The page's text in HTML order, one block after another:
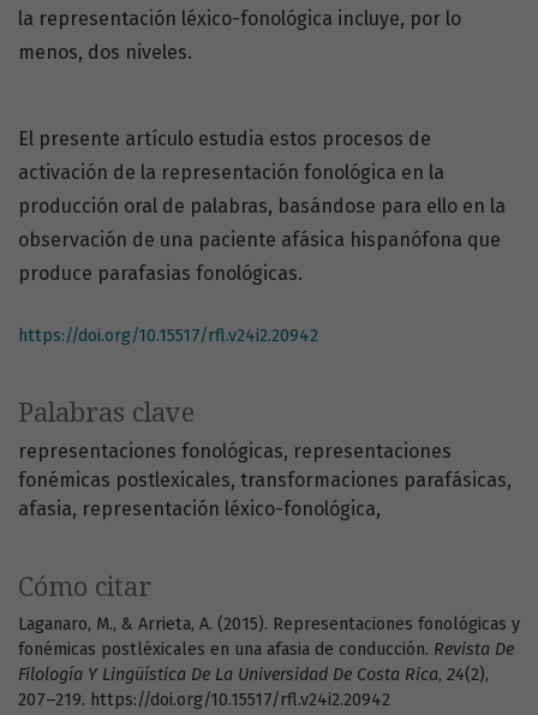
Palabras clave
representaciones fonológicas representaciones
fonémicas postlexicales transformaciones parafásicas
afasia representación léxico-fonológica
Cómo citar
Laganaro, M., & Arrieta, A. (2015). Representaciones fonológicas y
fonémicas postléxicales en una afasia de conducción. Revista De
Filología Y Lingüística De La Universidad De Costa Rica, 24(2),
207–219. https://doi.org/10.15517/rfl.v24i2.20942
la representación léxico-fonológica incluye, por lo
menos, dos niveles.
El presente artículo estudia estos procesos de
activación de la representación fonológica en la
producción oral de palabras, basándose para ello en la
observación de una paciente afásica hispanófona que
produce parafasias fonológicas.
https://doi.org/10.15517/rfl.v24i2.20942